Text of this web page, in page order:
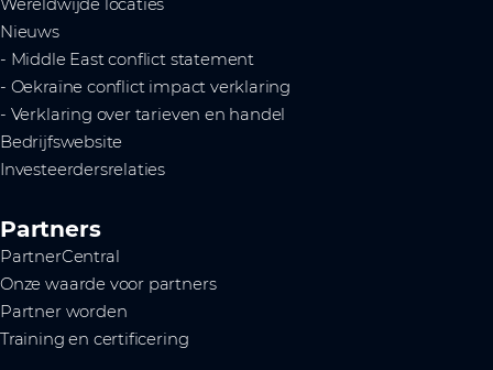
Wereldwijde locaties
Nieuws
- Middle East conflict statement
- Oekraïne conflict impact verklaring
- Verklaring over tarieven en handel
Bedrijfswebsite
Investeerdersrelaties
Partners
PartnerCentral
Onze waarde voor partners
Partner worden
Training en certificering